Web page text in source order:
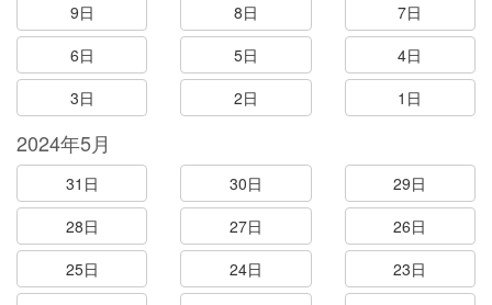
9日
8日
7日
6日
5日
4日
3日
2日 1日
2024年5月
31日 30日
29日
28日
27日
26日
25日
24日
23日